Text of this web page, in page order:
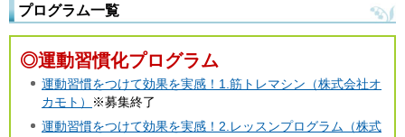
プログラム一覧
◎運動習慣化プログラム
運動習慣をつけて効果を実感！1.筋トレマシン（株式会社オ
カモト）
※募集終了
運動習慣をつけて効果を実感！2.レッスンプログラム（株式